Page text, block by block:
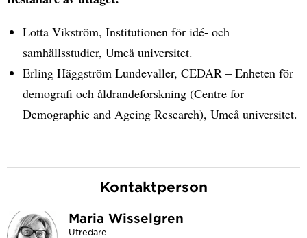
Lotta Vikström, Institutionen för idé- och
samhällsstudier, Umeå universitet.
Erling Häggström Lundevaller, CEDAR – Enheten för
demografi och åldrandeforskning (Centre for
Demographic and Ageing Research), Umeå universitet.
Kontaktperson
Maria Wisselgren
Utredare